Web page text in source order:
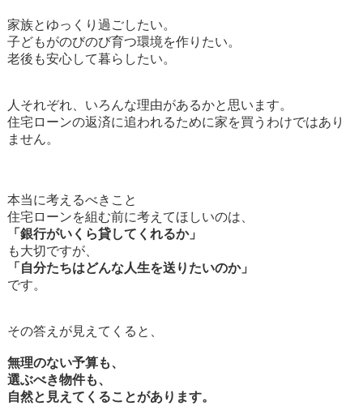
家族とゆっくり過ごしたい。
子どもがのびのび育つ環境を作りたい。
老後も安心して暮らしたい。
人それぞれ、いろんな理由があるかと思います。
住宅ローンの返済に追われるために家を買うわけではあり
ません。
本当に考えるべきこと
住宅ローンを組む前に考えてほしいのは、
「銀行がいくら貸してくれるか」
も大切ですが、
「自分たちはどんな人生を送りたいのか」
です。
その答えが見えてくると、
無理のない予算も、
選ぶべき物件も、
自然と見えてくることがあります。